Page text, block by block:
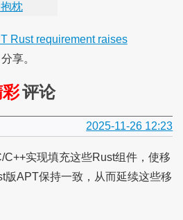
枕
Rust requirement raises
享。
评论
2025-11-26 12:23
实现填充这些Rust组件，使移
版APT保持一致，从而延续这些移